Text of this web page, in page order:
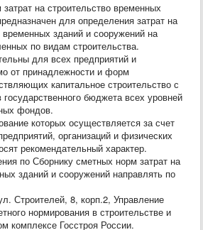
на строительство временных
для определения затрат на
временных зданий и сооружений на
по видам строительства.
для всех предприятий и
от принадлежности и форм
капитальное строительство с
бюджета всех уровней
фондов.
которых осуществляется за счет
организаций и физических
рекомендательный характер.
по Сборнику сметных норм затрат на
зданий и сооружений направлять по
Строителей, 8, корп.2, Управление
нормирования в строительстве и
комплексе Госстроя России.